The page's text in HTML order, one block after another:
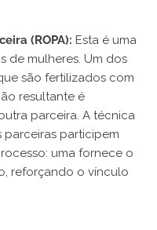
(ROPA): Esta é uma
de mulheres. Um dos
são fertilizados com
resultante é
parceira. A técnica
parceiras participem
uma fornece o
reforçando o vínculo